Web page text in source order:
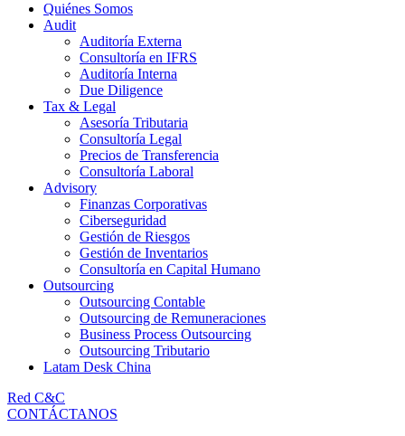
Quiénes Somos
Audit
Auditoría Externa
Consultoría en IFRS
Auditoría Interna
Due Diligence
Tax & Legal
Asesoría Tributaria
Consultoría Legal
Precios de Transferencia
Consultoría Laboral
Advisory
Finanzas Corporativas
Ciberseguridad
Gestión de Riesgos
Gestión de Inventarios
Consultoría en Capital Humano
Outsourcing
Outsourcing Contable
Outsourcing de Remuneraciones
Business Process Outsourcing
Outsourcing Tributario
Latam Desk China
Red C&C
CONTÁCTANOS